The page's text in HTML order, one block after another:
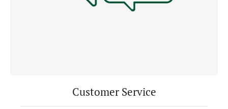
Customer Service